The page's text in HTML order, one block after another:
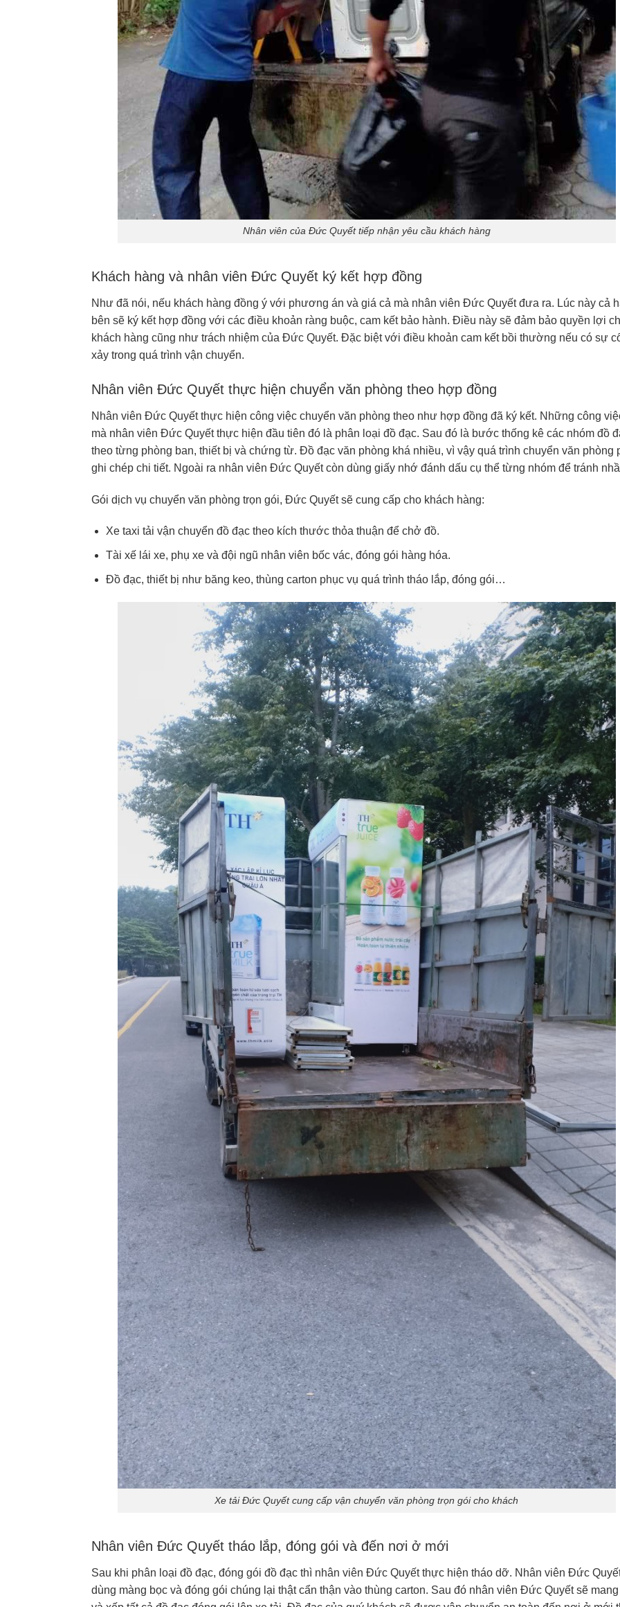
Nhân viên của Đức Quyết tiếp nhận yêu cầu khách hàng
Khách hàng và nhân viên Đức Quyết ký kết hợp đồng
Như đã nói, nếu khách hàng đồng ý với phương án và giá cả mà nhân viên Đức Quyết đưa ra. Lúc này cả
bên sẽ ký kết hợp đồng với các điều khoản ràng buộc, cam kết bảo hành. Điều này sẽ đảm bảo quyền lợi
khách hàng cũng như trách nhiệm của Đức Quyết. Đặc biệt với điều khoản cam kết bồi thường nếu có sự
xảy trong quá trình vận chuyển.
Nhân viên Đức Quyết thực hiện chuyển văn phòng theo hợp đồng
Nhân viên Đức Quyết thực hiện công việc chuyển văn phòng theo như hợp đồng đã ký kết. Những công
mà nhân viên Đức Quyết thực hiện đầu tiên đó là phân loại đồ đạc. Sau đó là bước thống kê các nhóm đồ
theo từng phòng ban, thiết bị và chứng từ. Đồ đạc văn phòng khá nhiều, vì vậy quá trình chuyển văn phòng
ghi chép chi tiết. Ngoài ra nhân viên Đức Quyết còn dùng giấy nhớ đánh dấu cụ thể từng nhóm để tránh
Gói dịch vụ chuyển văn phòng trọn gói, Đức Quyết sẽ cung cấp cho khách hàng:
Xe taxi tải vận chuyển đồ đạc theo kích thước thỏa thuận để chở đồ.
Tài xế lái xe, phụ xe và đội ngũ nhân viên bốc vác, đóng gói hàng hóa.
Đồ đạc, thiết bị như băng keo, thùng carton phục vụ quá trình tháo lắp, đóng gói…
Xe tải Đức Quyết cung cấp vận chuyển văn phòng trọn gói cho khách
Nhân viên Đức Quyết tháo lắp, đóng gói và đến nơi ở mới
Sau khi phân loại đồ đạc, đóng gói đồ đạc thì nhân viên Đức Quyết thực hiện tháo dỡ. Nhân viên Đức
dùng màng bọc và đóng gói chúng lại thật cẩn thận vào thùng carton. Sau đó nhân viên Đức Quyết sẽ